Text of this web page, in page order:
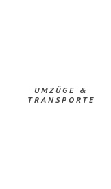
UMZÜGE &
TRANSPORTE